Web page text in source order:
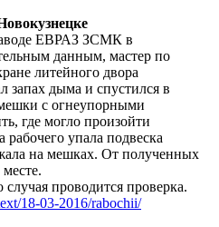
ЕВРАЗ ЗСМК в
данным, мастер по
литейного двора
запах дыма и спустился в
с огнеупорными
где могло произойти
упала подвеска
на мешках. От полученных
проводится проверка.
18-03-2016/rabochii/